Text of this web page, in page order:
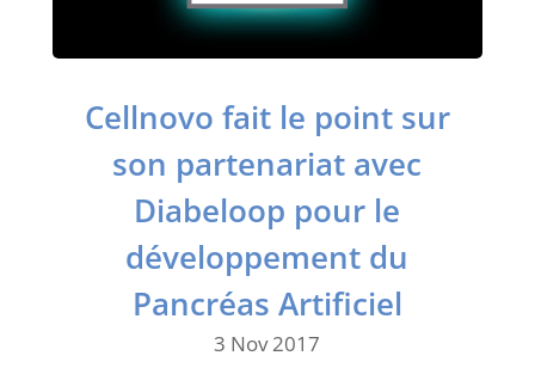
Cellnovo fait le point sur
son partenariat avec
Diabeloop pour le
développement du
Pancréas Artificiel
3 Nov 2017